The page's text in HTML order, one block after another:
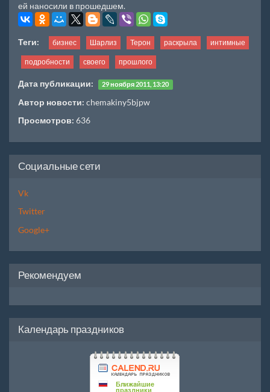
ей наносили в прошедшем.
Теги: бизнес Шарлиз Терон раскрыла интимные
подробности своего прошлого
Дата публикации: 29 ноября 2011, 13:20
Автор новости: chemakiny5bjpw
Просмотров: 636
Социальные сети
Vk
Twitter
Google+
Рекомендуем
Календарь праздников